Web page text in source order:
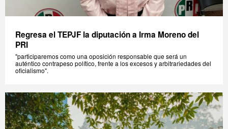
Regresa el TEPJF la diputación a Irma Moreno del
PRI
"participaremos como una oposición responsable que será un
auténtico contrapeso político, frente a los excesos y arbitrariedades del
oficialismo".